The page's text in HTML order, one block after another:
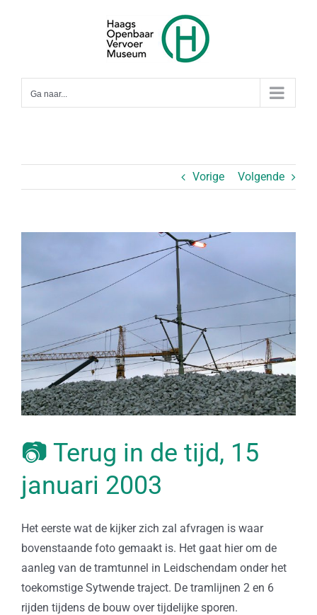
Ga naar...
Vorige Volgende
afbeelding
📷 Terug in de tijd, 15
januari 2003
Het eerste wat de kijker zich zal afvragen is waar
bovenstaande foto gemaakt is. Het gaat hier om de
aanleg van de tramtunnel in Leidschendam onder het
toekomstige Sytwende traject. De tramlijnen 2 en 6
rijden tijdens de bouw over tijdelijke sporen.